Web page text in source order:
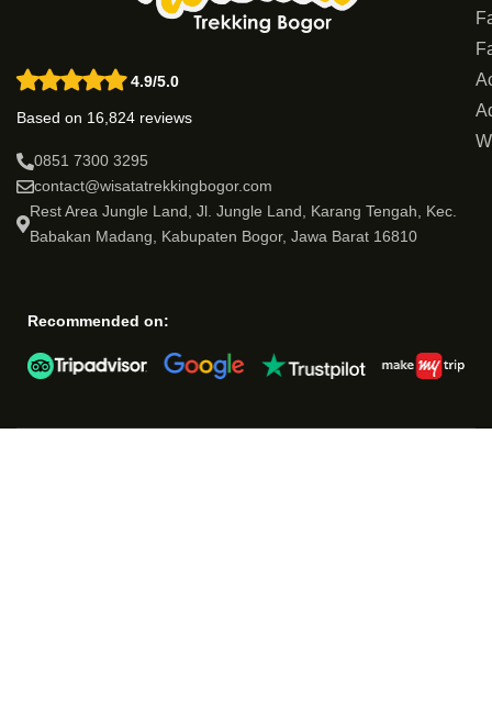
4.9/5.0
Based on 16,824 reviews
0851 7300 3295
contact@wisatatrekkingbogor.com
Rest Area Jungle Land, Jl. Jungle Land, Karang Tengah, Kec.
Babakan Madang, Kabupaten Bogor, Jawa Barat 16810
Recommended on: